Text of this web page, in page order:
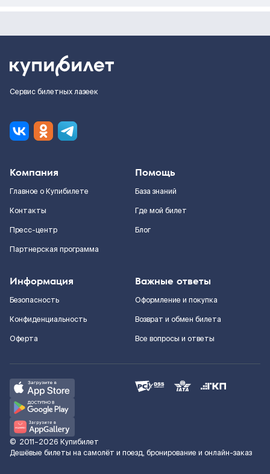
Сервис билетных лазеек
Компания
Главное о Купибилете
Контакты
Пресс-центр
Партнерская программа
Помощь
База знаний
Где мой билет
Блог
Информация
Безопасность
Конфиденциальность
Оферта
Важные ответы
Оформление и покупка
Возврат и обмен билета
Все вопросы и ответы
© 2011–2026 Купибилет
Дешёвые билеты на самолёт и поезд, бронирование и онлайн-заказ